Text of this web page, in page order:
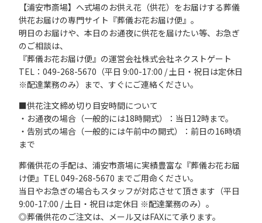
【浦安市斎場】へ式場のお供え花（供花）をお届けする葬儀
供花お届けの専門サイト『葬儀お花お届け便』。
明日のお届けや、本日のお通夜に供花を届けたい等、お急ぎ
のご相談は、
『葬儀お花お届け便』の運営会社株式会社ネクストゲート
TEL：049-268-5670（平日 9:00-17:00 / 土日・祝日は定休日
※配達業務のみ）まで、すぐにご連絡ください。
■供花注文締め切り目安時間について
・お通夜の場合（一般的には18時開式）：当日12時まで。
・告別式の場合（一般的には午前中の開式）：前日の16時頃
まで
葬儀供花の手配は、浦安市斎場に実績豊富な『葬儀お花お届
け便』TEL 049-268-5670 までご用命ください。
当日やお急ぎの場合もスタッフが対応させて頂きます（平日
9:00-17:00 / 土日・祝日は定休日 ※配達業務のみ）。
◎葬儀供花のご注文は、メール又はFAXにて承ります。